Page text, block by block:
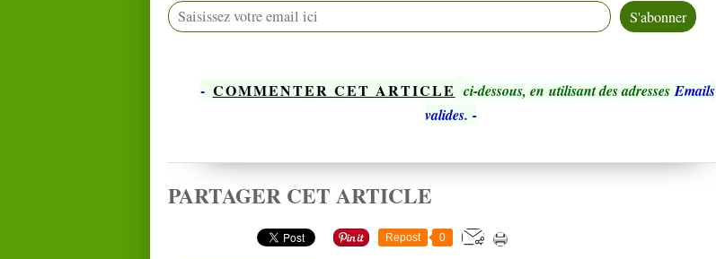
- COMMENTER CET ARTICLE ci-dessous, en utilisant des adressesEmails
valides. -
PARTAGER CET ARTICLE
Repost 0